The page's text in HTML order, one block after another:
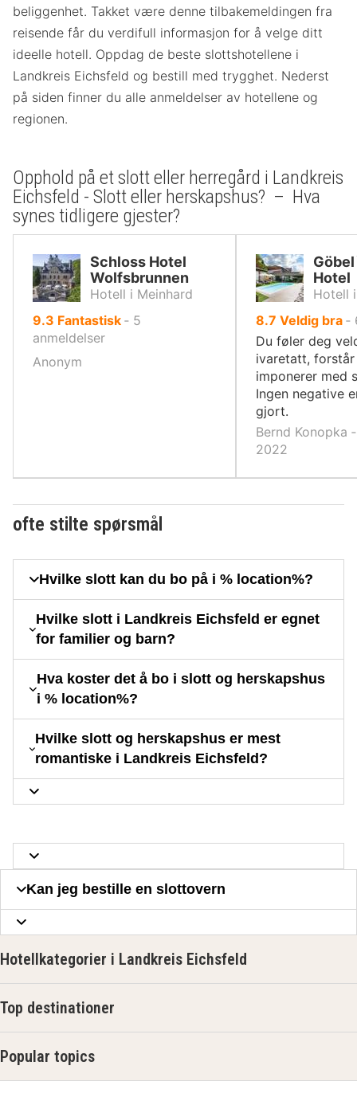
beliggenhet. Takket være denne tilbakemeldingen fra
reisende får du verdifull informasjon for å velge ditt
ideelle hotell. Oppdag de beste slottshotellene i
Landkreis Eichsfeld og bestill med trygghet. Nederst
på siden finner du alle anmeldelser av hotellene og
regionen.
Opphold på et slott eller herregård i Landkreis
Eichsfeld - Slott eller herskapshus? – Hva
synes tidligere gjester?
Schloss Hotel
Wolfsbrunnen
Hotell i Meinhard
9.3 av
10,
Fantastisk ‐ 5
anmeldelser
Anonym
Hotel
Hotell
8.7 av
10,
Veldig bra ‐
Du føler deg
ivaretatt,
imponerer med
Ingen negative
gjort.
Bernd Konopka
2022
ofte stilte spørsmål
Hvilke slott kan du bo på i % location%?
Hvilke slott i Landkreis Eichsfeld er egnet
for familier og barn?
Hva koster det å bo i slott og herskapshus
i % location%?
Hvilke slott og herskapshus er mest
romantiske i Landkreis Eichsfeld?
Kan jeg bestille en slottovern
Hotellkategorier i Landkreis Eichsfeld
Top destinationer
Popular topics